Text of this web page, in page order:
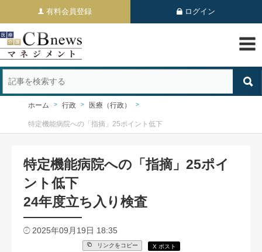
有料会員登録 ログイン
ホーム 行政 医療（行政）
特定機能病院への「指摘」25ポイント低下
特定機能病院への「指摘」25ポイ
ント低下
24年度立ち入り検査
2025年09月19日 18:35
リンクをコピー X ポスト